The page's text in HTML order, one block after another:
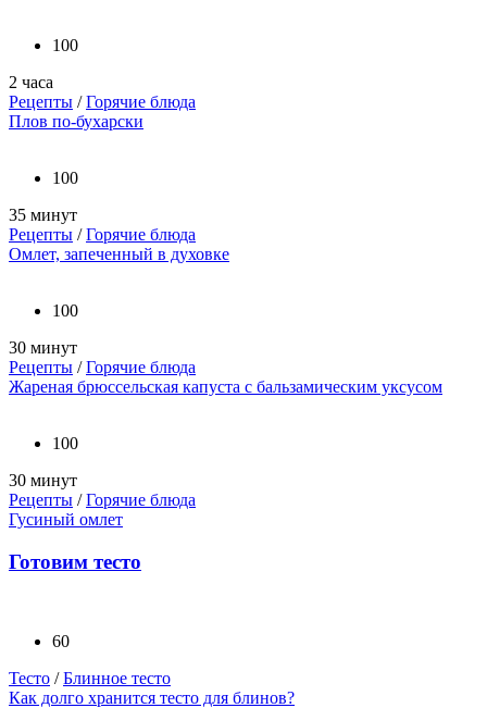
100
2 часа
Рецепты /Горячие блюда
Плов по-бухарски
100
35 минут
Рецепты /Горячие блюда
Омлет, запеченный в духовке
100
30 минут
Рецепты /Горячие блюда
Жареная брюссельская капуста с бальзамическим уксусом
100
30 минут
Рецепты /Горячие блюда
Гусиный омлет
Готовим тесто
60
Тесто /Блинное тесто
Как долго хранится тесто для блинов?